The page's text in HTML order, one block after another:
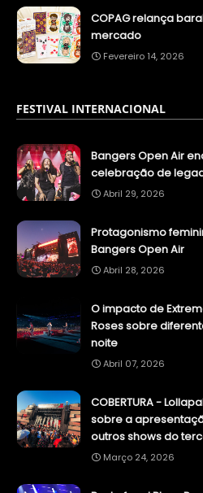
COPAG relança
mercado
Fevereiro 14, 2026
FESTIVAL INTERNACIONAL
Bangers Open Air
celebração de
Abril 29, 2026
Protagonismo
Bangers Open Air
Abril 28, 2026
O impacto de
Roses sobre
noite
Abril 07, 2026
COBERTURA -
sobre a
outros shows do
Março 24, 2026